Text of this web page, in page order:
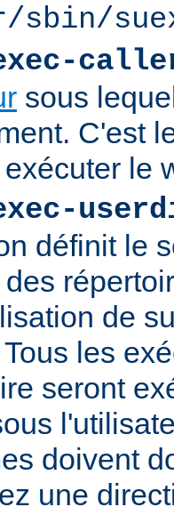
sbin/
sous
C'est
le
définit le
de
les
seront
doivent
une